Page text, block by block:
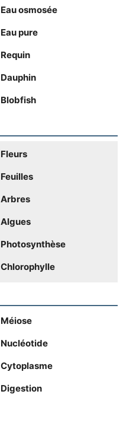
Eau osmosée
Eau pure
Requin
Dauphin
Blobfish
Fleurs
Feuilles
Arbres
Algues
Photosynthèse
Chlorophylle
Méiose
Nucléotide
Cytoplasme
Digestion